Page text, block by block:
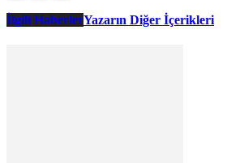
İlgili HaberlerYazarın Diğer İçerikleri